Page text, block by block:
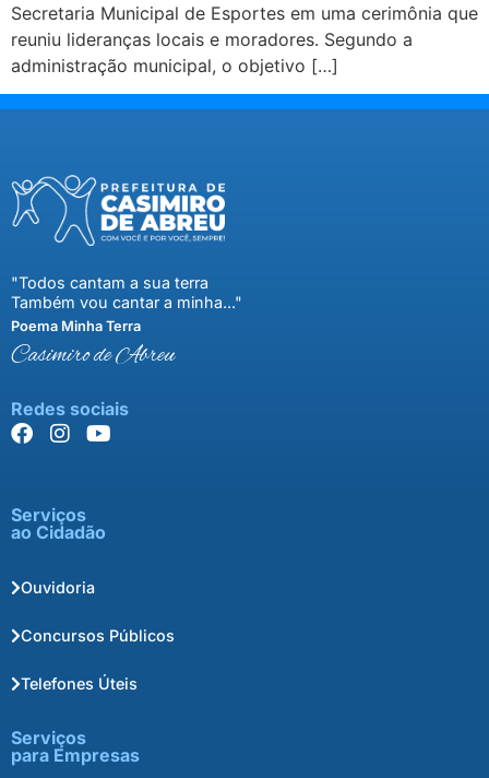
Secretaria Municipal de Esportes em uma cerimônia que
reuniu lideranças locais e moradores. Segundo a
administração municipal, o objetivo […]
"Todos cantam a sua terra
Também vou cantar a minha..."
Poema Minha Terra
Casimiro de Abreu
Redes sociais
Serviços
ao Cidadão
Ouvidoria
Concursos Públicos
Telefones Úteis
Serviços
para Empresas